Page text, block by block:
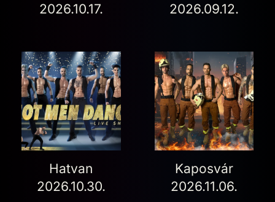
2026.10.17.
2026.09.12.
Hatvan
2026.10.30.
Kaposvár
2026.11.06.